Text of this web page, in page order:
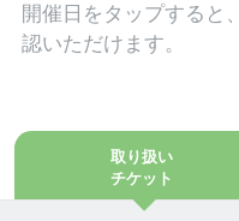
入会金¥16,500(一家
介により割引有
費を月割りでお支払い
兄弟入塾割引（年会費
開催日を タップすると
認いただけます。
取り扱い
チケット